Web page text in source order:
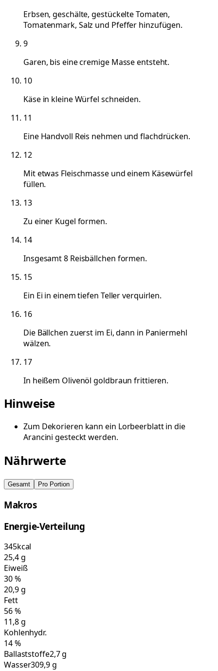
Erbsen, geschälte, gestückelte Tomaten,
Tomatenmark, Salz und Pfeffer hinzufügen.
9
Garen, bis eine cremige Masse entsteht.
10
Käse in kleine Würfel schneiden.
11
Eine Handvoll Reis nehmen und flachdrücken.
12
Mit etwas Fleischmasse und einem Käsewürfel
füllen.
13
Zu einer Kugel formen.
14
Insgesamt 8 Reisbällchen formen.
15
Ein Ei in einem tiefen Teller verquirlen.
16
Die Bällchen zuerst im Ei, dann in Paniermehl
wälzen.
17
In heißem Olivenöl goldbraun frittieren.
Hinweise
Zum Dekorieren kann ein Lorbeerblatt in die
Arancini gesteckt werden.
Nährwerte
Gesamt Pro Portion
Makros
Energie-Verteilung
345kcal
25,4g
Eiweiß
30%
20,9g
Fett
56%
11,8g
Kohlenhydr.
14%
Ballaststoffe2,7 g
Wasser309,9 g